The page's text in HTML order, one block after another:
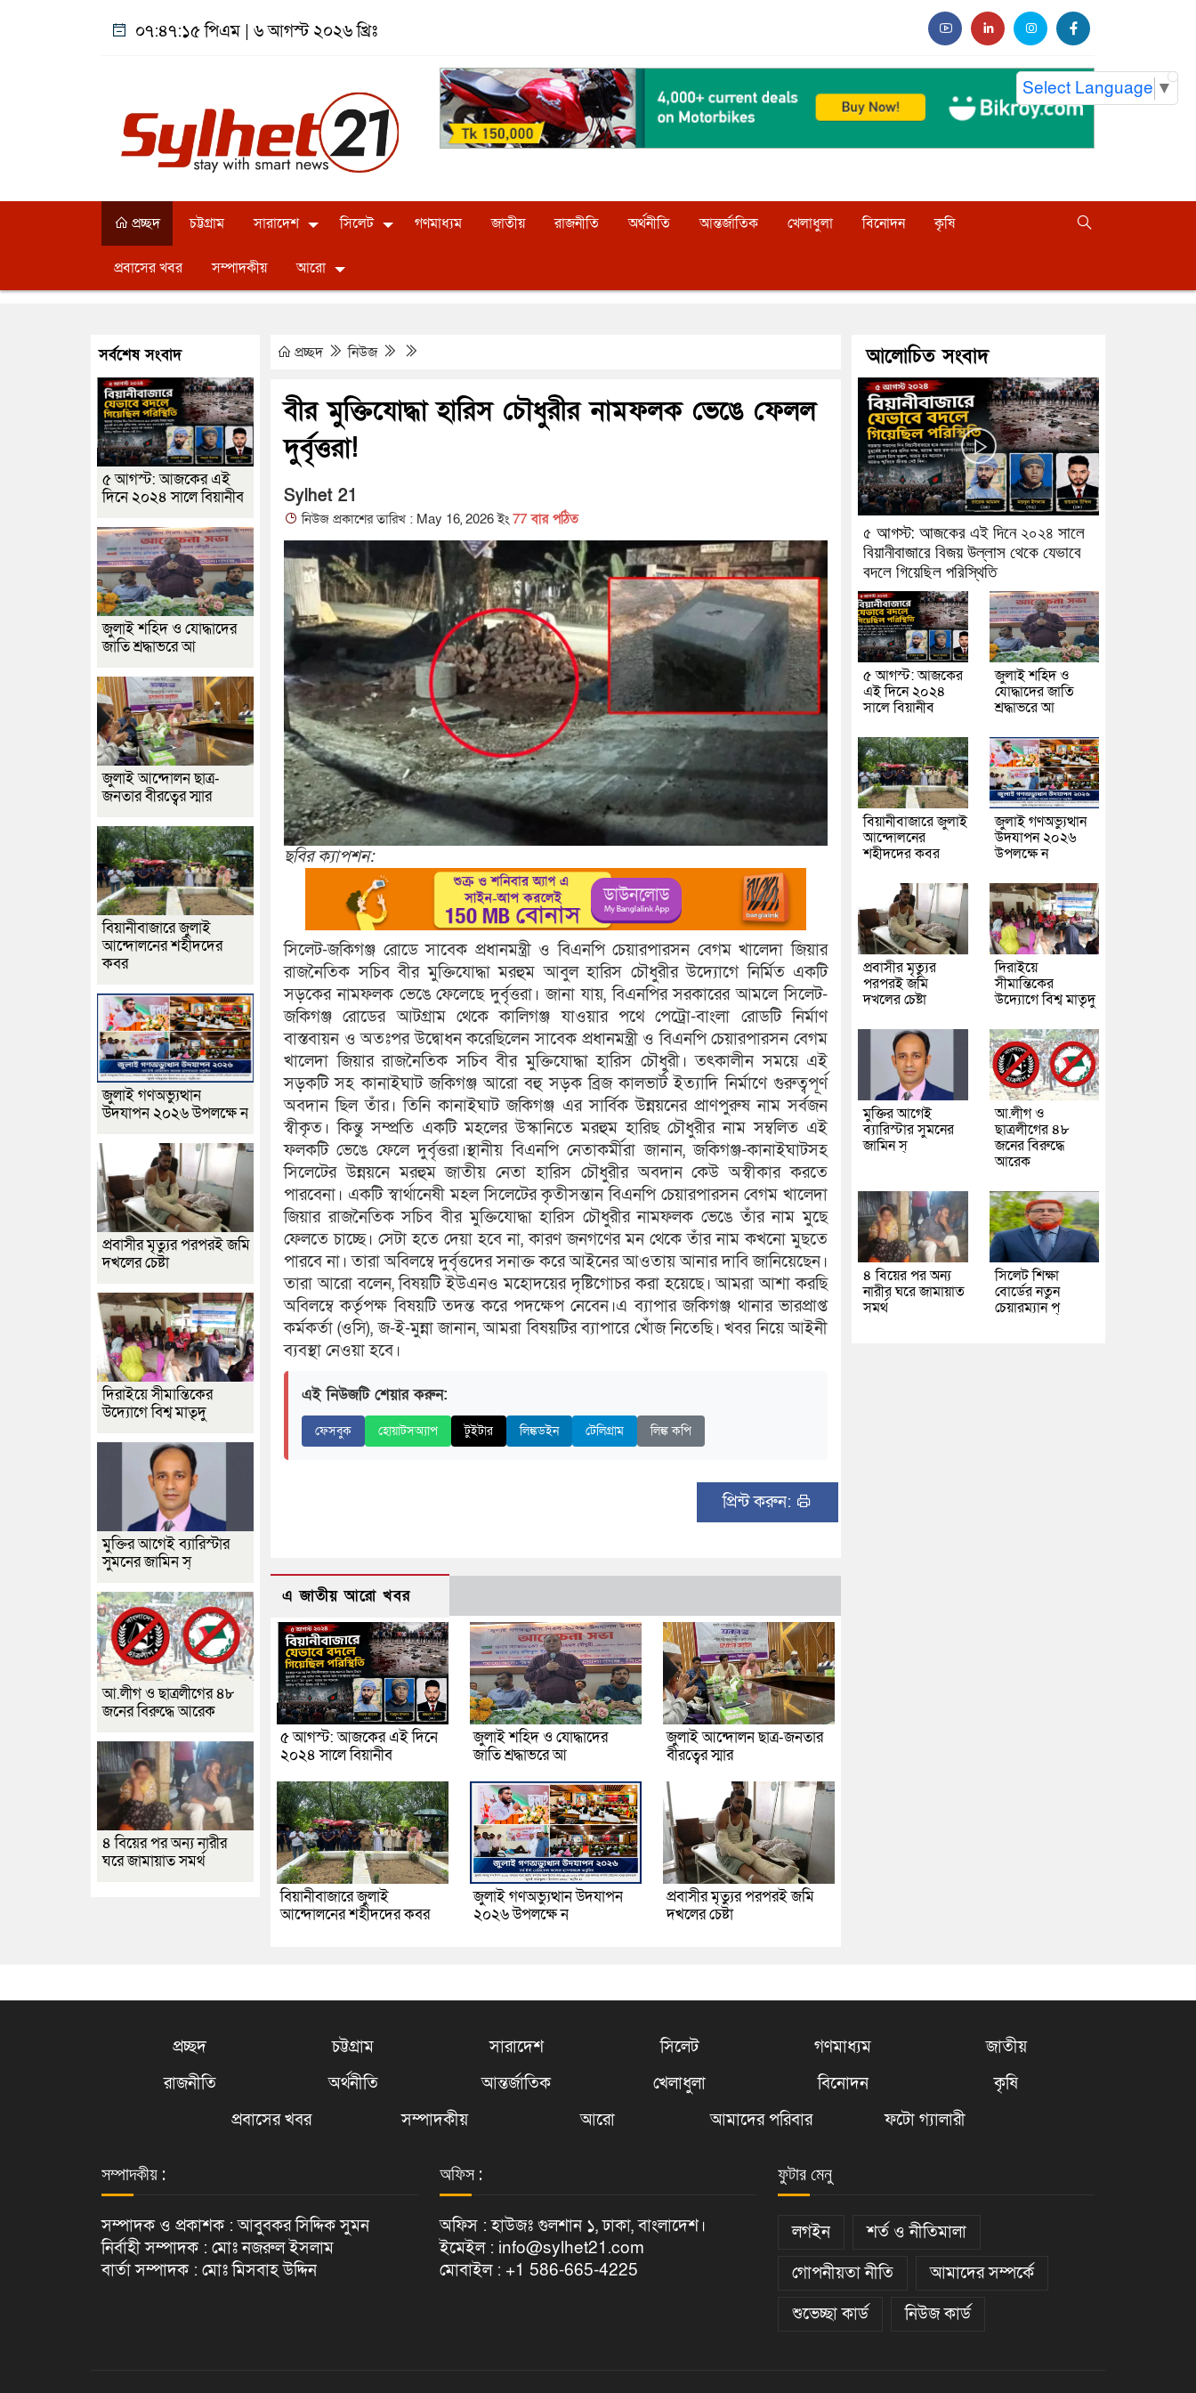
০৭:৪৭:১৬ পিএম | ৬ আগস্ট ২০২৬ খ্রিঃ
Select Language ▼
প্রচ্ছদ চট্টগ্রাম সারাদেশ সিলেট গণমাধ্যম জাতীয় রাজনীতি অর্থনীতি আন্তর্জাতিক খেলাধুলা বিনোদন কৃষি
প্রবাসের খবর সম্পাদকীয় আরো
প্রচ্ছদ নিউজ
বীর মুক্তিযোদ্ধা হারিস চৌধুরীর নামফলক ভেঙে ফেলল
দুর্বৃত্তরা!
Sylhet 21
নিউজ প্রকাশের তারিখ : May 16, 2026 ইং 77 বার পঠিত
ছবির ক্যাপশন:
সিলেট-জকিগঞ্জ রোডে সাবেক প্রধানমন্ত্রী ও বিএনপি চেয়ারপারসন বেগম খালেদা জিয়ার
রাজনৈতিক সচিব বীর মুক্তিযোদ্ধা মরহুম আবুল হারিস চৌধুরীর উদ্যোগে নির্মিত একটি
সড়কের নামফলক ভেঙে ফেলেছে দুর্বৃত্তরা। জানা যায়, বিএনপির সরকারের আমলে সিলেট-
জকিগঞ্জ রোডের আটগ্রাম থেকে কালিগঞ্জ যাওয়ার পথে পেট্রো-বাংলা রোডটি নির্মাণ
বাস্তবায়ন ও অতঃপর উদ্বোধন করেছিলেন সাবেক প্রধানমন্ত্রী ও বিএনপি চেয়ারপারসন বেগম
খালেদা জিয়ার রাজনৈতিক সচিব বীর মুক্তিযোদ্ধা হারিস চৌধুরী। তৎকালীন সময়ে এই
সড়কটি সহ কানাইঘাট জকিগঞ্জ আরো বহু সড়ক ব্রিজ কালভার্ট ইত্যাদি নির্মাণে গুরুত্বপূর্ণ
অবদান ছিল তাঁর। তিনি কানাইঘাট জকিগঞ্জ এর সার্বিক উন্নয়নের প্রাণপুরুষ নাম সর্বজন
স্বীকৃত। কিন্তু সম্প্রতি একটি মহলের উস্কানিতে মরহুম হারিছ চৌধুরীর নাম সম্বলিত এই
ফলকটি ভেঙে ফেলে দুর্বৃত্তরা।স্থানীয় বিএনপি নেতাকর্মীরা জানান, জকিগঞ্জ-কানাইঘাটসহ
সিলেটের উন্নয়নে মরহুম জাতীয় নেতা হারিস চৌধুরীর অবদান কেউ অস্বীকার করতে
পারবেনা। একটি স্বার্থানেষী মহল সিলেটের কৃতীসন্তান বিএনপি চেয়ারপারসন বেগম খালেদা
জিয়ার রাজনৈতিক সচিব বীর মুক্তিযোদ্ধা হারিস চৌধুরীর নামফলক ভেঙে তাঁর নাম মুছে
ফেলতে চাচ্ছে। সেটা হতে দেয়া হবে না, কারণ জনগণের মন থেকে তাঁর নাম কখনো মুছতে
পারবে না। তারা অবিলম্বে দুর্বৃত্তদের সনাক্ত করে আইনের আওতায় আনার দাবি জানিয়েছেন।
তারা আরো বলেন, বিষয়টি ইউএনও মহোদয়ের দৃষ্টিগোচর করা হয়েছে। আমরা আশা করছি
অবিলম্বে কর্তৃপক্ষ বিষয়টি তদন্ত করে পদক্ষেপ নেবেন।এ ব্যাপার জকিগঞ্জ থানার ভারপ্রাপ্ত
কর্মকর্তা (ওসি), জ-ই-মুন্না জানান, আমরা বিষয়টির ব্যাপারে খোঁজ নিতেছি। খবর নিয়ে আইনী
ব্যবস্থা নেওয়া হবে।
এই নিউজটি শেয়ার করুন:
ফেসবুক হোয়াটসঅ্যাপ টুইটার লিঙ্কডইন টেলিগ্রাম লিঙ্ক কপি
প্রিন্ট করুন:
এ জাতীয় আরো খবর
৫ আগস্ট: আজকের এই দিনে
২০২৪ সালে বিয়ানীব
জুলাই শহিদ ও যোদ্ধাদের
জাতি শ্রদ্ধাভরে আ
জুলাই আন্দোলন ছাত্র-জনতার
বীরত্বের স্মার
বিয়ানীবাজারে জুলাই
আন্দোলনের শহীদদের কবর
জুলাই গণঅভ্যুত্থান উদযাপন
২০২৬ উপলক্ষে ন
প্রবাসীর মৃত্যুর পরপরই জমি
দখলের চেষ্টা
সর্বশেষ সংবাদ
৫ আগস্ট: আজকের এই
দিনে ২০২৪ সালে বিয়ানীব
জুলাই শহিদ ও যোদ্ধাদের
জাতি শ্রদ্ধাভরে আ
জুলাই আন্দোলন ছাত্র-
জনতার বীরত্বের স্মার
বিয়ানীবাজারে জুলাই
আন্দোলনের শহীদদের
কবর
জুলাই গণঅভ্যুত্থান
উদযাপন ২০২৬ উপলক্ষে ন
প্রবাসীর মৃত্যুর পরপরই জমি
দখলের চেষ্টা
দিরাইয়ে সীমান্তিকের
উদ্যোগে বিশ্ব মাতৃদু
মুক্তির আগেই ব্যারিস্টার
সুমনের জামিন স্
আ.লীগ ও ছাত্রলীগের ৪৮
জনের বিরুদ্ধে আরেক
৪ বিয়ের পর অন্য নারীর
ঘরে জামায়াত সমর্থ
আলোচিত সংবাদ
৫ আগস্ট: আজকের এই দিনে ২০২৪ সালে
বিয়ানীবাজারে বিজয় উল্লাস থেকে যেভাবে
বদলে গিয়েছিল পরিস্থিতি
৫ আগস্ট: আজকের
এই দিনে ২০২৪
সালে বিয়ানীব
জুলাই শহিদ ও
যোদ্ধাদের জাতি
শ্রদ্ধাভরে আ
বিয়ানীবাজারে জুলাই
আন্দোলনের
শহীদদের কবর
জুলাই গণঅভ্যুত্থান
উদযাপন ২০২৬
উপলক্ষে ন
প্রবাসীর মৃত্যুর
পরপরই জমি
দখলের চেষ্টা
দিরাইয়ে
সীমান্তিকের
উদ্যোগে বিশ্ব মাতৃদু
মুক্তির আগেই
ব্যারিস্টার সুমনের
জামিন স্
আ.লীগ ও
ছাত্রলীগের ৪৮
জনের বিরুদ্ধে
আরেক
৪ বিয়ের পর অন্য
নারীর ঘরে জামায়াত
সমর্থ
সিলেট শিক্ষা
বোর্ডের নতুন
চেয়ারম্যান প্
প্রচ্ছদ চট্টগ্রাম সারাদেশ সিলেট গণমাধ্যম
জাতীয়
রাজনীতি
অর্থনীতি আন্তর্জাতিক খেলাধুলা বিনোদন
কৃষি
প্রবাসের খবর
সম্পাদকীয় আরো আমাদের পরিবার ফটো গ্যালারী
সম্পাদকীয় :
সম্পাদক ও প্রকাশক : আবুবকর সিদ্দিক সুমন
নির্বাহী সম্পাদক : মোঃ নজরুল ইসলাম
বার্তা সম্পাদক : মোঃ মিসবাহ উদ্দিন
অফিস :
অফিস : হাউজঃ গুলশান ১, ঢাকা, বাংলাদেশ।
ইমেইল : info@sylhet21.com
মোবাইল : +1 586-665-4225
ফুটার মেনু
লগইন
শর্ত ও নীতিমালা
গোপনীয়তা নীতি
আমাদের সম্পর্কে
শুভেচ্ছা কার্ড
নিউজ কার্ড